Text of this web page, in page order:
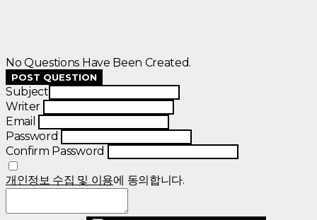
No Questions Have Been Created.
POST QUESTION
Subject
Writer
Email
Password
Confirm Password
개인정보 수집 및 이용에 동의합니다.